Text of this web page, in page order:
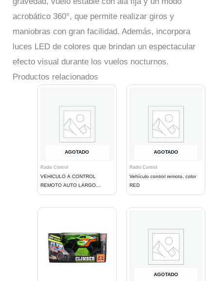
acrobático 360°, que permite realizar giros y
maniobras con gran facilidad. Además, incorpora
luces LED de colores que brindan un espectacular
efecto visual durante los vuelos nocturnos.
Productos relacionados
AGOTADO
Radio Control
VEHICULO A CONTROL
REMOTO AUTO LARGO
AJUSTABLE. RED
AGOTADO
Radio Control
Vehículo control remoto, color
RED
AGOTADO